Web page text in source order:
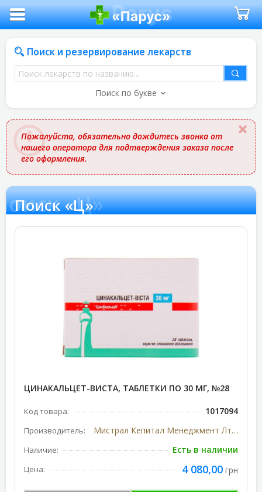
Поиск и резервирование лекарств
Поиск
лекарств
названию
Поиск по букве
Пожалуйста, обязательно дождитесь звонка от
нашего оператора для подтверждения заказа после
его оформления.
«Ц»
Поиск «Ц»
ЦИНАКАЛЬЦЕТ-ВИСТА, ТАБЛЕТКИ ПО 30 МГ, №28
Код товара: 1017094
Производитель: Мистрал Кепитал Менеджмент Лтд, Великобритания
Наличие: Есть в наличии
Цена: 4 080,00 грн